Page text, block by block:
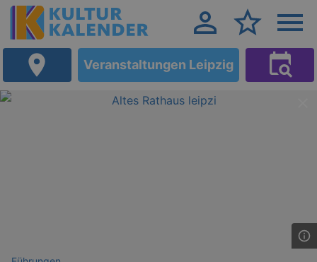
Veranstaltungen Leipzig